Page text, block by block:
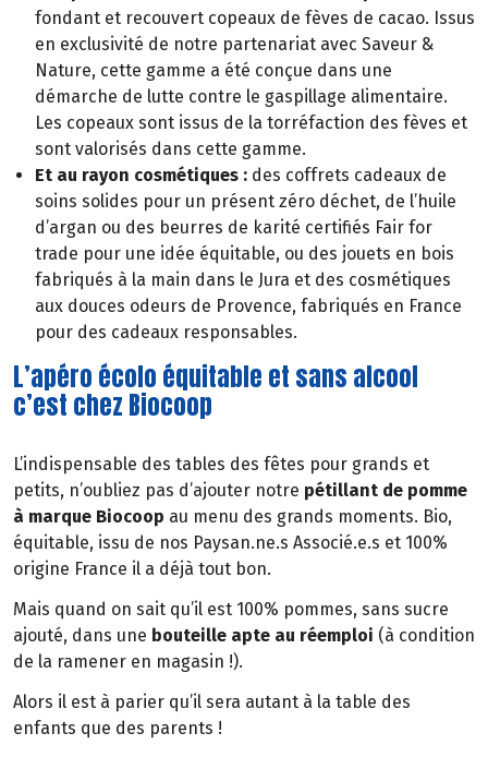
fondant et recouvert copeaux de fèves de cacao. Issus
en exclusivité de notre partenariat avec Saveur &
Nature, cette gamme a été conçue dans une
démarche de lutte contre le gaspillage alimentaire.
Les copeaux sont issus de la torréfaction des fèves et
sont valorisés dans cette gamme.
Et au rayon cosmétiques : des coffrets cadeaux de
soins solides pour un présent zéro déchet, de l’huile
d’argan ou des beurres de karité certifiés Fair for
trade pour une idée équitable, ou des jouets en bois
fabriqués à la main dans le Jura et des cosmétiques
aux douces odeurs de Provence, fabriqués en France
pour des cadeaux responsables.
L’apéro écolo équitable et sans alcool
c’est chez Biocoop
L’indispensable des tables des fêtes pour grands et
petits, n’oubliez pas d’ajouter notre pétillant de pomme
à marque Biocoop au menu des grands moments. Bio,
équitable, issu de nos Paysan.ne.s Associé.e.s et 100%
origine France il a déjà tout bon.
Mais quand on sait qu’il est 100% pommes, sans sucre
ajouté, dans une bouteille apte au réemploi (à condition
de la ramener en magasin !).
Alors il est à parier qu’il sera autant à la table des
enfants que des parents !